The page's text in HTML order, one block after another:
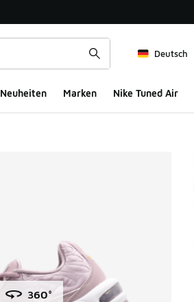
Deutsch
Neuheiten Marken Nike Tuned Air
360°